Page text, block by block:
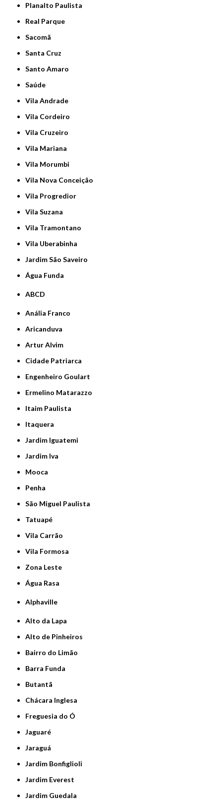
Planalto Paulista
Real Parque
Sacomã
Santa Cruz
Santo Amaro
Saúde
Vila Andrade
Vila Cordeiro
Vila Cruzeiro
Vila Mariana
Vila Morumbi
Vila Nova Conceição
Vila Progredior
Vila Suzana
Vila Tramontano
Vila Uberabinha
jardim São Saveiro
Água Funda
ABCD
Anália Franco
Aricanduva
Artur Alvim
Cidade Patriarca
Engenheiro Goulart
Ermelino Matarazzo
Itaim Paulista
Itaquera
Jardim Iguatemi
Jardim Iva
Mooca
Penha
São Miguel Paulista
Tatuapé
Vila Carrão
Vila Formosa
Zona Leste
Água Rasa
Alphaville
Alto da Lapa
Alto de Pinheiros
Bairro do Limão
Barra Funda
Butantã
Chácara Inglesa
Freguesia do Ó
Jaguaré
Jaraguá
Jardim Bonfiglioli
Jardim Everest
Jardim Guedala